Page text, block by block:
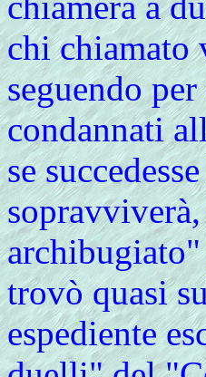
chi chiamato
seguendo
condannati
se
trovò quasi
espediente